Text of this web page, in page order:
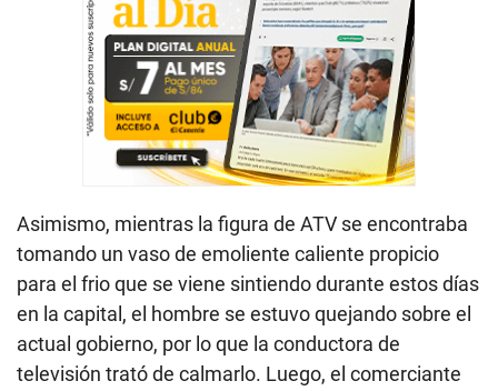
Asimismo, mientras la figura de ATV se encontraba
tomando un vaso de emoliente caliente propicio
para el frio que se viene sintiendo durante estos días
en la capital, el hombre se estuvo quejando sobre el
actual gobierno, por lo que la conductora de
televisión trató de calmarlo. Luego, el comerciante